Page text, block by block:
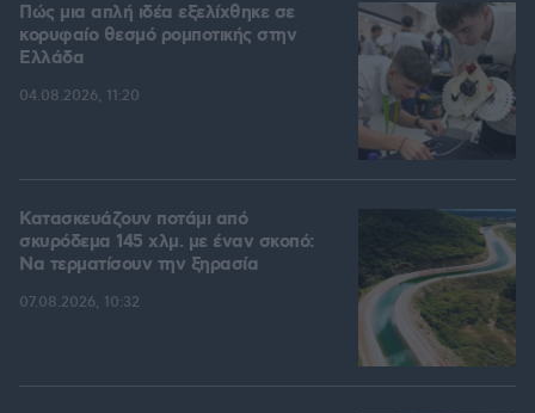
Πώς μια απλή ιδέα εξελίχθηκε σε
κορυφαίο θεσμό ρομποτικής στην
Ελλάδα
04.08.2026, 11:20
Κατασκευάζουν ποτάμι από
σκυρόδεμα 145 χλμ. με έναν σκοπό:
Να τερματίσουν την ξηρασία
07.08.2026, 10:32